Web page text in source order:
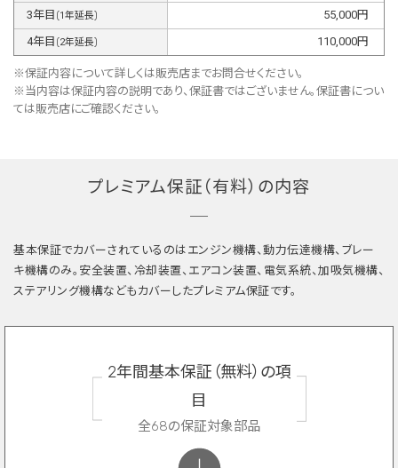
3年目 (1年延長) 55,000円
4年目 (2年延長) 110,000円
※保証内容について詳しくは販売店までお問合せください。
※当内容は保証内容の説明であり、保証書ではございません。保証書につい
ては販売店にご確認ください。
プレミアム保証（有料）の内容
基本保証でカバーされているのはエンジン機構、動力伝達機構、ブレー
キ機構のみ。安全装置、冷却装置、エアコン装置、電気系統、加吸気機構、
ステアリング機構などもカバーしたプレミアム保証です。
2年間基本保証（無料）の項
目
全68の保証対象部品